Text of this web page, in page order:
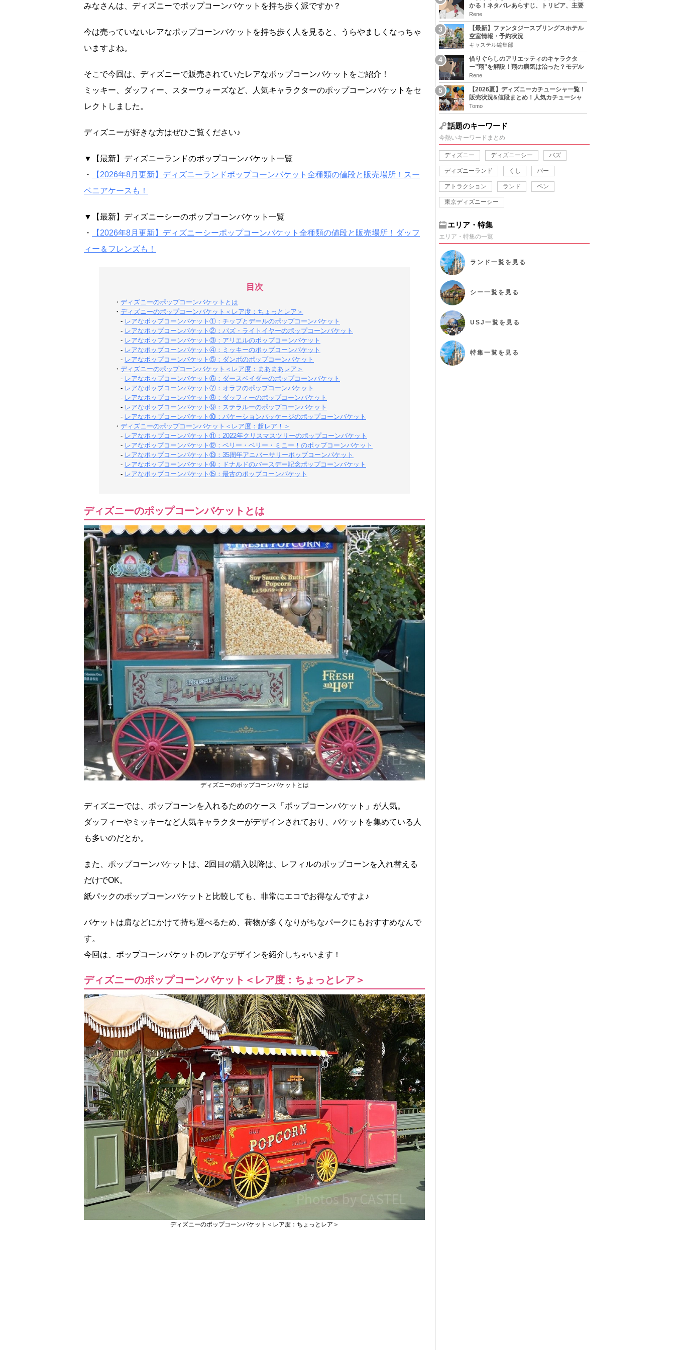
みなさんは、ディズニーでポップコーンバケットを持ち歩く派ですか？
今は売っていないレアなポップコーンバケットを持ち歩く人を見ると、うらやましくなっちゃ
いますよね。
そこで今回は、ディズニーで販売されていたレアなポップコーンバケットをご紹介！
ミッキー、ダッフィー、スターウォーズなど、人気キャラクターのポップコーンバケットをセ
レクトしました。
ディズニーが好きな方はぜひご覧ください♪
▼【最新】ディズニーランドのポップコーンバケット一覧
・
【2026年8月更新】ディズニーランドポップコーンバケット全種類の値段と販売場所！スー
ベニアケースも！
▼【最新】ディズニーシーのポップコーンバケット一覧
・
【2026年8月更新】ディズニーシーポップコーンバケット全種類の値段と販売場所！ダッフ
ィー＆フレンズも！
目次
・ ディズニーのポップコーンバケットとは
・ ディズニーのポップコーンバケット＜レア度：ちょっとレア＞
- レアなポップコーンバケット①：チップとデールのポップコーンバケット
- レアなポップコーンバケット②：バズ・ライトイヤーのポップコーンバケット
- レアなポップコーンバケット③：アリエルのポップコーンバケット
- レアなポップコーンバケット④：ミッキーのポップコーンバケット
- レアなポップコーンバケット⑤：ダンボのポップコーンバケット
・ ディズニーのポップコーンバケット＜レア度：まあまあレア＞
- レアなポップコーンバケット⑥：ダースベイダーのポップコーンバケット
- レアなポップコーンバケット⑦：オラフのポップコーンバケット
- レアなポップコーンバケット⑧：ダッフィーのポップコーンバケット
- レアなポップコーンバケット⑨：ステラルーのポップコーンバケット
- レアなポップコーンバケット⑩：バケーションパッケージのポップコーンバケット
・ ディズニーのポップコーンバケット＜レア度：超レア！＞
- レアなポップコーンバケット⑪：2022年クリスマスツリーのポップコーンバケット
- レアなポップコーンバケット⑫：ベリー・ベリー・ミニー！のポップコーンバケット
- レアなポップコーンバケット⑬：35周年アニバーサリーポップコーンバケット
- レアなポップコーンバケット⑭：ドナルドのバースデー記念ポップコーンバケット
- レアなポップコーンバケット⑮：最古のポップコーンバケット
ディズニーのポップコーンバケットとは
ディズニーのポップコーンバケットとは
ディズニーでは、ポップコーンを入れるためのケース「ポップコーンバケット」が人気。
ダッフィーやミッキーなど人気キャラクターがデザインされており、バケットを集めている人
も多いのだとか。
また、ポップコーンバケットは、2回目の購入以降は、レフィルのポップコーンを入れ替える
だけでOK。
紙パックのポップコーンバケットと比較しても、非常にエコでお得なんですよ♪
バケットは肩などにかけて持ち運べるため、荷物が多くなりがちなパークにもおすすめなんで
す。
今回は、ポップコーンバケットのレアなデザインを紹介しちゃいます！
ディズニーのポップコーンバケット＜レア度：ちょっとレア＞
ディズニーのポップコーンバケット＜レア度：ちょっとレア＞
かる！ネタバレあらすじ、トリビア、主要
キャラまとめ！
Rene
【最新】ファンタジースプリングスホテル
空室情報・予約状況
キャステル編集部
借りぐらしのアリエッティのキャラクタ
ー”翔”を解説！翔の病気は治った？モデル
は誰？
Rene
【2026夏】ディズニーカチューシャ一覧！
販売状況&値段まとめ！人気カチューシャ
をチェック
Tomo
話題のキーワード
今熱いキーワードまとめ
ディズニー ディズニーシー バズ
ディズニーランド くし バー
アトラクション ランド ペン
東京ディズニーシー
エリア・特集
エリア・特集の一覧
ランド 一覧を見る
シー一覧を見る
USJ 一覧を見る
特集一覧を見る